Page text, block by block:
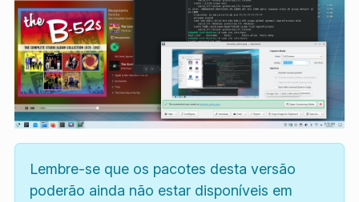
Lembre-se que os pacotes desta versão
poderão ainda não estar disponíveis em